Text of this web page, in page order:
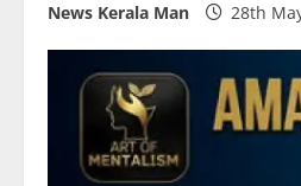
News Kerala Man 28th